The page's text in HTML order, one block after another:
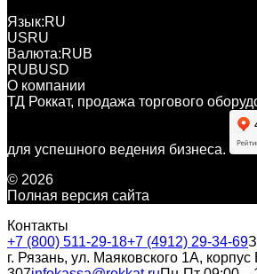
Язык:RU
USRU
Валюта:RUB
RUBUSD
О компании
ТД Роккат, продажа торгового
для успешного ведения бизнеса.
© 2026
Полная версия сайта
Контакты
+7 (800) 511-29-18+7 (4912) 29-34-69
г. Рязань, ул. Маяковского 1А,